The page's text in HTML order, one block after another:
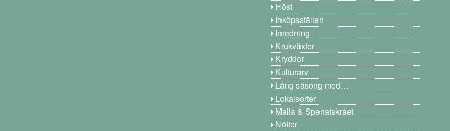
Höst
Inköpsställen
Inredning
Krukväxter
Kryddor
Kulturarv
Lång säsong med…
Lokalsorter
Målla & Spenatskrået
Nötter